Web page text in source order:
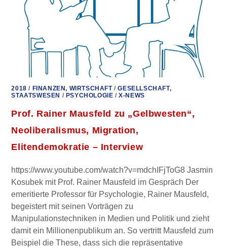
2018 / FINANZEN, WIRTSCHAFT/GESELLSCHAFT,
STAATSWESEN / PSYCHOLOGIE /X-NEWS
Prof. Rainer Mausfeld zu „Gelbwesten“,
Neoliberalismus, Migration,
Elitendemokratie – Interview
https://www.youtube.com/watch?v=mdchIFjToG8 Jasmin
Kosubek mit Prof. Rainer Mausfeld im Gespräch Der
emeritierte Professor für Psychologie, Rainer Mausfeld,
begeistert mit seinen Vorträgen zu
Manipulationstechniken in Medien und Politik und zieht
damit ein Millionenpublikum an. So vertritt Mausfeld zum
Beispiel die These, dass sich die repräsentative